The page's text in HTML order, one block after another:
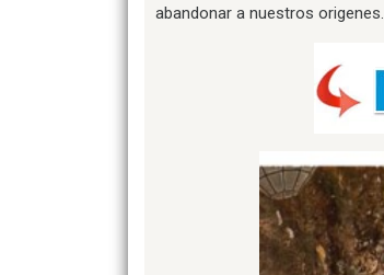
abandonar a nuestros origenes.